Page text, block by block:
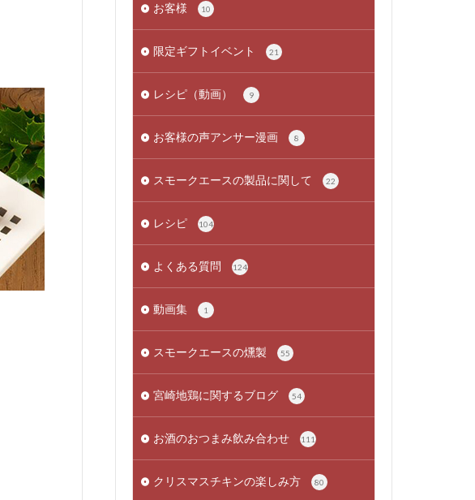
お客様 10
限定ギフトイベント 21
レシピ（動画） 9
お客様の声アンサー漫画 8
スモークエースの製品に関して 22
レシピ 104
よくある質問 124
動画集 1
スモークエースの燻製 55
宮崎地鶏に関するブログ 54
お酒のおつまみ飲み合わせ 111
クリスマスチキンの楽しみ方 80